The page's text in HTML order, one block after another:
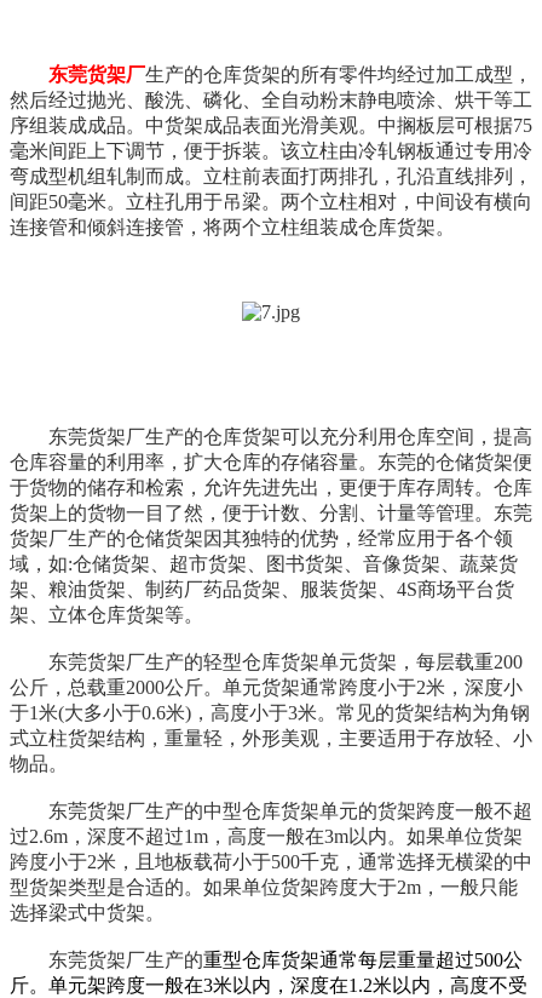
东莞货架厂生产的仓库货架的所有零件均经过加工成型，
然后经过抛光、酸洗、磷化、全自动粉末静电喷涂、烘干等工
序组装成成品。中货架成品表面光滑美观。中搁板层可根据75
毫米间距上下调节，便于拆装。该立柱由冷轧钢板通过专用冷
弯成型机组轧制而成。立柱前表面打两排孔，孔沿直线排列，
间距50毫米。立柱孔用于吊梁。两个立柱相对，中间设有横向
连接管和倾斜连接管，将两个立柱组装成仓库货架。
东莞货架厂生产的仓库货架可以充分利用仓库空间，提高
仓库容量的利用率，扩大仓库的存储容量。东莞的仓储货架便
于货物的储存和检索，允许先进先出，更便于库存周转。仓库
货架上的货物一目了然，便于计数、分割、计量等管理。东莞
货架厂生产的仓储货架因其独特的优势，经常应用于各个领
域，如:仓储货架、超市货架、图书货架、音像货架、蔬菜货
架、粮油货架、制药厂药品货架、服装货架、4S商场平台货
架、立体仓库货架等。
东莞货架厂生产的轻型仓库货架单元货架，每层载重200
公斤，总载重2000公斤。单元货架通常跨度小于2米，深度小
于1米(大多小于0.6米)，高度小于3米。常见的货架结构为角钢
式立柱货架结构，重量轻，外形美观，主要适用于存放轻、小
物品。
东莞货架厂生产的中型仓库货架单元的货架跨度一般不超
过2.6m，深度不超过1m，高度一般在3m以内。如果单位货架
跨度小于2米，且地板载荷小于500千克，通常选择无横梁的中
型货架类型是合适的。如果单位货架跨度大于2m，一般只能
选择梁式中货架。
东莞货架厂生产的重型仓库货架通常每层重量超过500公
斤。单元架跨度一般在3米以内，深度在1.2米以内，高度不受